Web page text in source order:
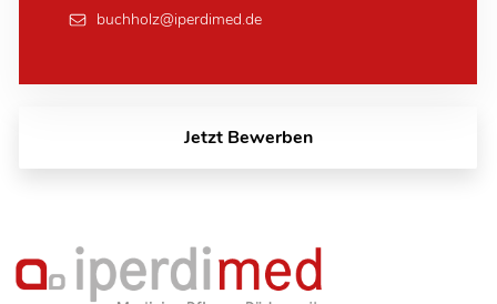
buchholz@iperdimed.de
Jetzt Bewerben